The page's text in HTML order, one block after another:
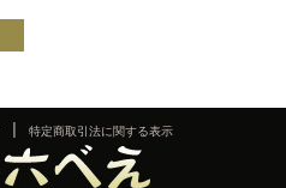
特定商取引法に関する表示